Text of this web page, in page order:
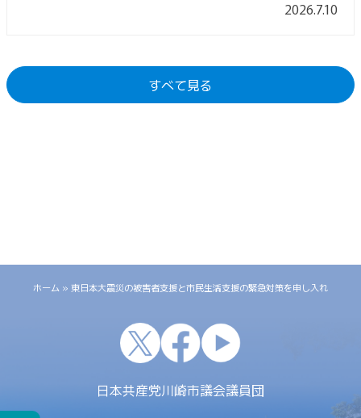
2026.7.10
すべて見る
ホーム » 東日本大震災の被害者支援と市民生活支援の緊急対策を申し入れ
x facebook
日本共産党川崎市議会議員団